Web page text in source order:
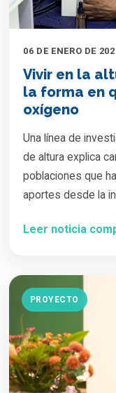
06 DE ENERO DE
Vivir en la
la forma en
oxígeno
Una línea de
de altura explica
poblaciones que
aportes desde la
Leer noticia
PROYECTO